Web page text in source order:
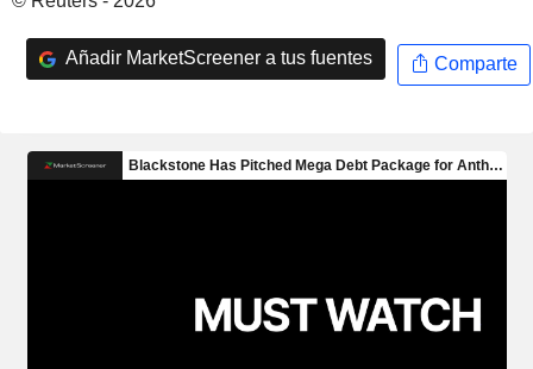
Añadir MarketScreener a tus fuentes Comparte